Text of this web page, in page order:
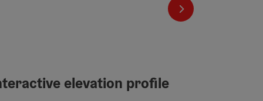
next slide
elevation profile